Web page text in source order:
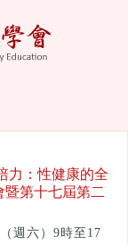
力：性健康的全
暨第十七屆第二
週六）9時至17